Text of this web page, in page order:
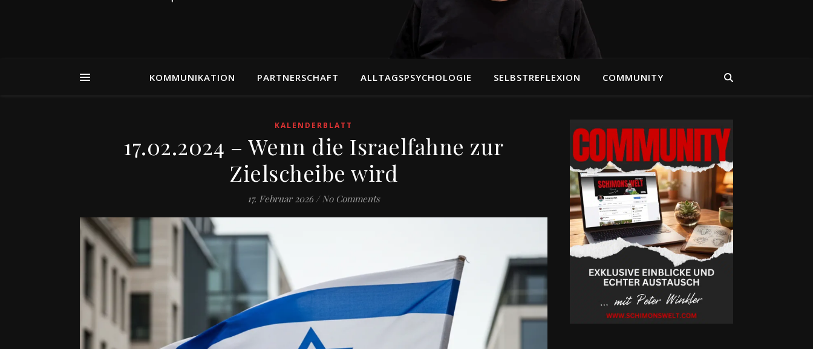
KOMMUNIKATION PARTNERSCHAFT ALLTAGSPSYCHOLOGIE SELBSTREFLEXION COMMUNITY
KALENDERBLATT
17.02.2024 – Wenn die Israelfahne zur
Zielscheibe wird
17. Februar 2026 / No Comments